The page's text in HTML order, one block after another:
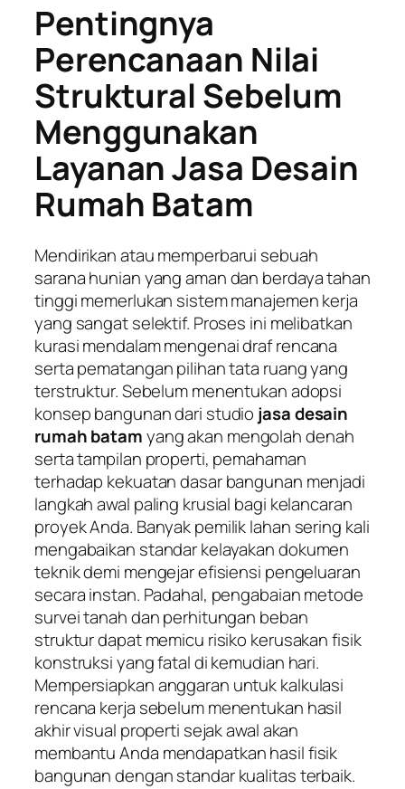
Pentingnya
Perencanaan Nilai
Struktural Sebelum
Menggunakan
Layanan Jasa Desain
Rumah Batam
Mendirikan atau memperbarui sebuah
sarana hunian yang aman dan berdaya tahan
tinggi memerlukan sistem manajemen kerja
yang sangat selektif. Proses ini melibatkan
kurasi mendalam mengenai draf rencana
serta pematangan pilihan tata ruang yang
terstruktur. Sebelum menentukan adopsi
konsep bangunan dari studio jasa desain
rumah batamyang akan mengolah denah
serta tampilan properti, pemahaman
terhadap kekuatan dasar bangunan menjadi
langkah awal paling krusial bagi kelancaran
proyek Anda. Banyak pemilik lahan sering kali
mengabaikan standar kelayakan dokumen
teknik demi mengejar efisiensi pengeluaran
secara instan. Padahal, pengabaian metode
survei tanah dan perhitungan beban
struktur dapat memicu risiko kerusakan fisik
konstruksi yang fatal di kemudian hari.
Mempersiapkan anggaran untuk kalkulasi
rencana kerja sebelum menentukan hasil
akhir visual properti sejak awal akan
membantu Anda mendapatkan hasil fisik
bangunan dengan standar kualitas terbaik.